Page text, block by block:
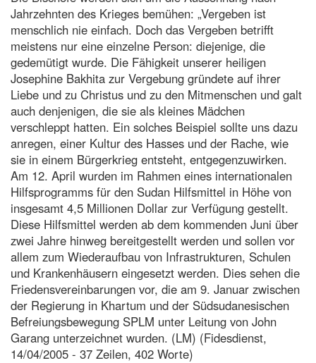
Jahrzehnten des Krieges bemühen: „Vergeben ist
menschlich nie einfach. Doch das Vergeben betrifft
meistens nur eine einzelne Person: diejenige, die
gedemütigt wurde. Die Fähigkeit unserer heiligen
Josephine Bakhita zur Vergebung gründete auf ihrer
Liebe und zu Christus und zu den Mitmenschen und galt
auch denjenigen, die sie als kleines Mädchen
verschleppt hatten. Ein solches Beispiel sollte uns dazu
anregen, einer Kultur des Hasses und der Rache, wie
sie in einem Bürgerkrieg entsteht, entgegenzuwirken.
Am 12. April wurden im Rahmen eines internationalen
Hilfsprogramms für den Sudan Hilfsmittel in Höhe von
insgesamt 4,5 Millionen Dollar zur Verfügung gestellt.
Diese Hilfsmittel werden ab dem kommenden Juni über
zwei Jahre hinweg bereitgestellt werden und sollen vor
allem zum Wiederaufbau von Infrastrukturen, Schulen
und Krankenhäusern eingesetzt werden. Dies sehen die
Friedensvereinbarungen vor, die am 9. Januar zwischen
der Regierung in Khartum und der Südsudanesischen
Befreiungsbewegung SPLM unter Leitung von John
Garang unterzeichnet wurden. (LM) (Fidesdienst,
14/04/2005 - 37 Zeilen, 402 Worte)